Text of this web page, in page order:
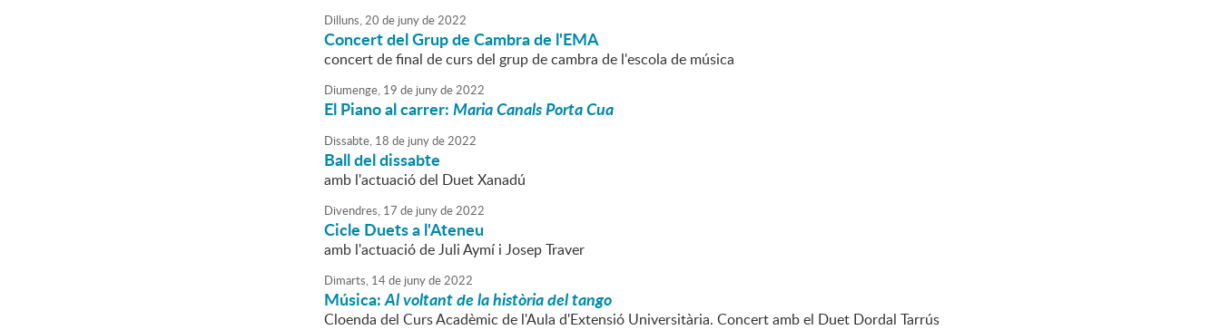
Dilluns,20 de junyde2022
Concert del Grup de Cambra de l'EMA
concert de final de curs del grup de cambra de l'escola de música
Diumenge, 19 de junyde2022
El Piano al carrer:Maria Canals Porta Cua
Dissabte, 18 de junyde2022
Ball del dissabte
amb l'actuació del Duet Xanadú
Divendres, 17 de junyde2022
Cicle Duets a l'Ateneu
amb l'actuació de Juli Aymí i Josep Traver
Dimarts, 14de junyde2022
Música:Al voltant de la història del tango
Cloenda del Curs Acadèmic de l'Aula d'Extensió Universitària. Concert amb el Duet Dordal Tarrús